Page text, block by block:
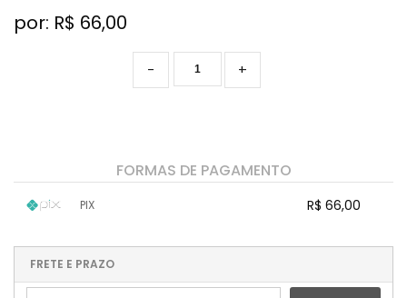
por: R$ 66,00
+
-
FORMAS DE PAGAMENTO
PIX R$ 66,00
...
....
FRETE E PRAZO